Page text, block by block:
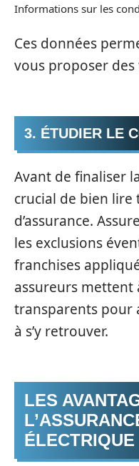
Informations sur les
Ces données
vous proposer
3. ÉTUDIER LE
Avant de finaliser
crucial de bien
d’assurance.
les exclusions
franchises
assureurs mettent
transparents pour
à s’y retrouver.
LES
ÉLECTRIQUE